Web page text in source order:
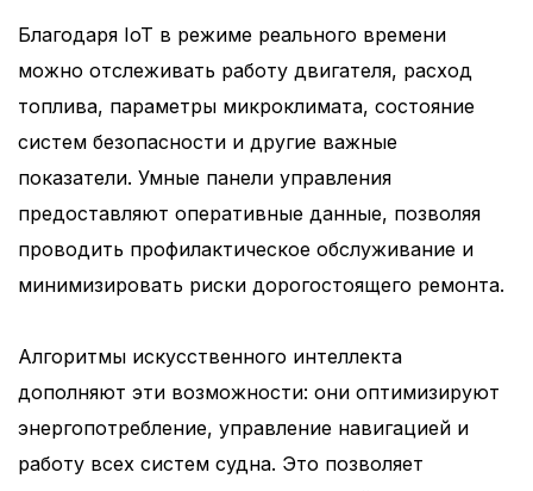
Благодаря IoT в режиме реального времени
можно отслеживать работу двигателя, расход
топлива, параметры микроклимата, состояние
систем безопасности и другие важные
показатели. Умные панели управления
предоставляют оперативные данные, позволяя
проводить профилактическое обслуживание и
минимизировать риски дорогостоящего ремонта.
Алгоритмы искусственного интеллекта
дополняют эти возможности: они оптимизируют
энергопотребление, управление навигацией и
работу всех систем судна. Это позволяет